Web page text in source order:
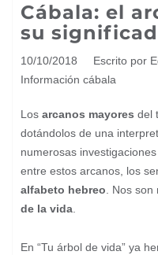
Cábala: el
su
10/10/2018 Escrito por
Información cábala
Los arcanos mayores del
dotándolos de una
numerosas
entre estos arcanos, los
alfabeto hebreo. Nos son
de la vida.
En “Tu árbol de vida” ya